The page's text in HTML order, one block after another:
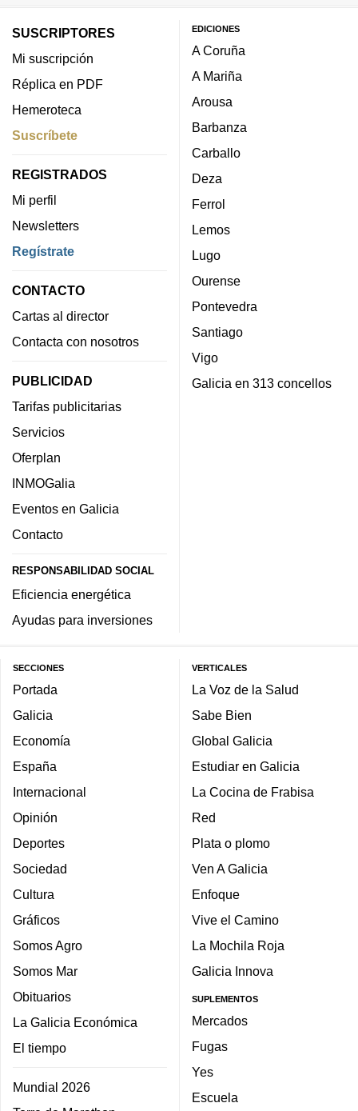
SUSCRIPTORES
Mi suscripción
Réplica en PDF
Hemeroteca
Suscríbete
REGISTRADOS
Mi perfil
Newsletters
Regístrate
CONTACTO
Cartas al director
Contacta con nosotros
PUBLICIDAD
Tarifas publicitarias
Servicios
Oferplan
INMOGalia
Eventos en Galicia
Contacto
RESPONSABILIDAD SOCIAL
Eficiencia energética
Ayudas para inversiones
EDICIONES
A Coruña
A Mariña
Arousa
Barbanza
Carballo
Deza
Ferrol
Lemos
Lugo
Ourense
Pontevedra
Santiago
Vigo
Galicia en 313 concellos
SECCIONES
Portada
Galicia
Economía
España
Internacional
Opinión
Deportes
Sociedad
Cultura
Gráficos
Somos Agro
Somos Mar
Obituarios
La Galicia Económica
El tiempo
Mundial 2026
VERTICALES
La Voz de la Salud
Sabe Bien
Global Galicia
Estudiar en Galicia
La Cocina de Frabisa
Red
Plata o plomo
Ven A Galicia
Enfoque
Vive el Camino
La Mochila Roja
Galicia Innova
SUPLEMENTOS
Mercados
Fugas
Yes
Escuela